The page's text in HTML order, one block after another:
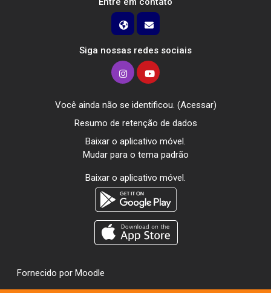
Siga nossas redes sociais
Você ainda não se identificou. (Acessar)
Resumo de retenção de dados
Baixar o aplicativo móvel.
Mudar para o tema padrão
Baixar o aplicativo móvel.
Fornecido por Moodle